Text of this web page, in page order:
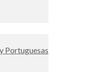
Portuguesas